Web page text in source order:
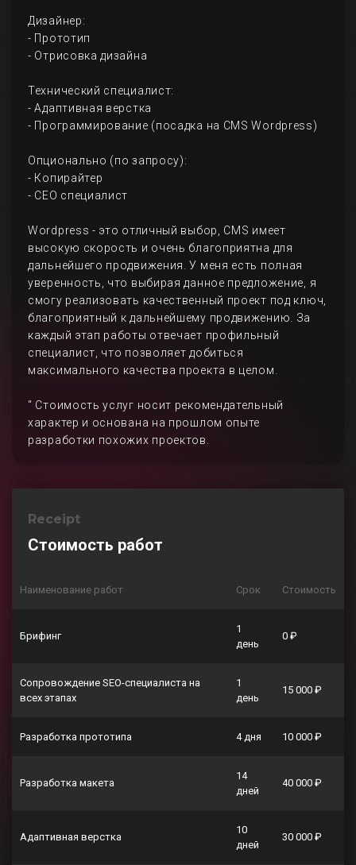
Дизайнер:
- Прототип
- Отрисовка дизайна
Технический специалист:
- Адаптивная верстка
- Программирование (посадка на CMS Wordpress)
Опционально (по запросу):
- Копирайтер
- СЕО специалист
Wordpress - это отличный выбор, CMS имеет
высокую скорость и очень благоприятна для
дальнейшего продвижения. У меня есть полная
уверенность, что выбирая данное предложение, я
смогу реализовать качественный проект под ключ,
благоприятный к дальнейшему продвижению. За
каждый этап работы отвечает профильный
специалист, что позволяет добиться
максимального качества проекта в целом.
" Стоимость услуг носит рекомендательный
характер и основана на прошлом опыте
разработки похожих проектов.
Receipt
Стоимость работ
Наименование работ Срок Стоимость
Брифинг
1
день
0 ₽
Сопровождение SEO-специалиста на
всех этапах
1
день
15 000 ₽
Разработка прототипа 4 дня 10 000 ₽
Разработка макета
14
дней
40 000 ₽
Адаптивная верстка
10
дней
30 000 ₽